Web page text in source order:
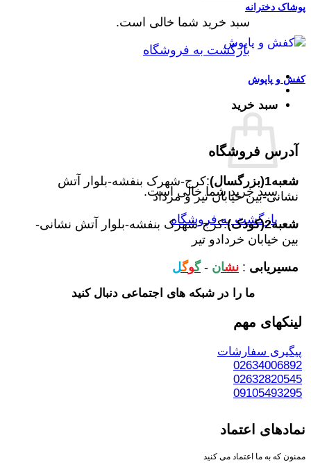
سبد خرید شما خالی است.
بازگشت به فروشگاه
سبد خرید
سبد خرید شما خالی است.
بازگشت به فروشگاه
پوشاک دخترانه
کفش و پاپوش
آدرس فروشگاه
شعبه1(بزرگسال)
:کرج-شهرک بنفشه-بلوار آتش
نشانی-بین خیابان تیر و مرداد
شعبه2(کودک)
:کرج-شهرک بنفشه-بلوار آتش نشانی-
بین خیابان خردادو تیر
مسیریابی : نشان -گوگل
ما را در شبکه های اجتماعی دنبال کنید
لینکهای مهم
پیگیری سفارشات
02634006892
02632820545
09105493295
نمادهای اعتماد
ممنون که به ما اعتماد می کنید